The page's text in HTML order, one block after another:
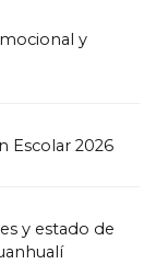
y
Escolar 2026
y estado de